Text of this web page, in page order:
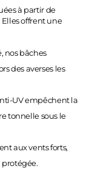
à partir de
offrent une
nos bâches
des averses les
UV empêchent la
tonnelle sous le
aux vents forts,
protégée.